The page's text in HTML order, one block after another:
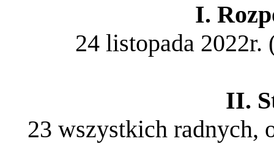
I.
24 listopada
II.
23 wszystkich radnych,